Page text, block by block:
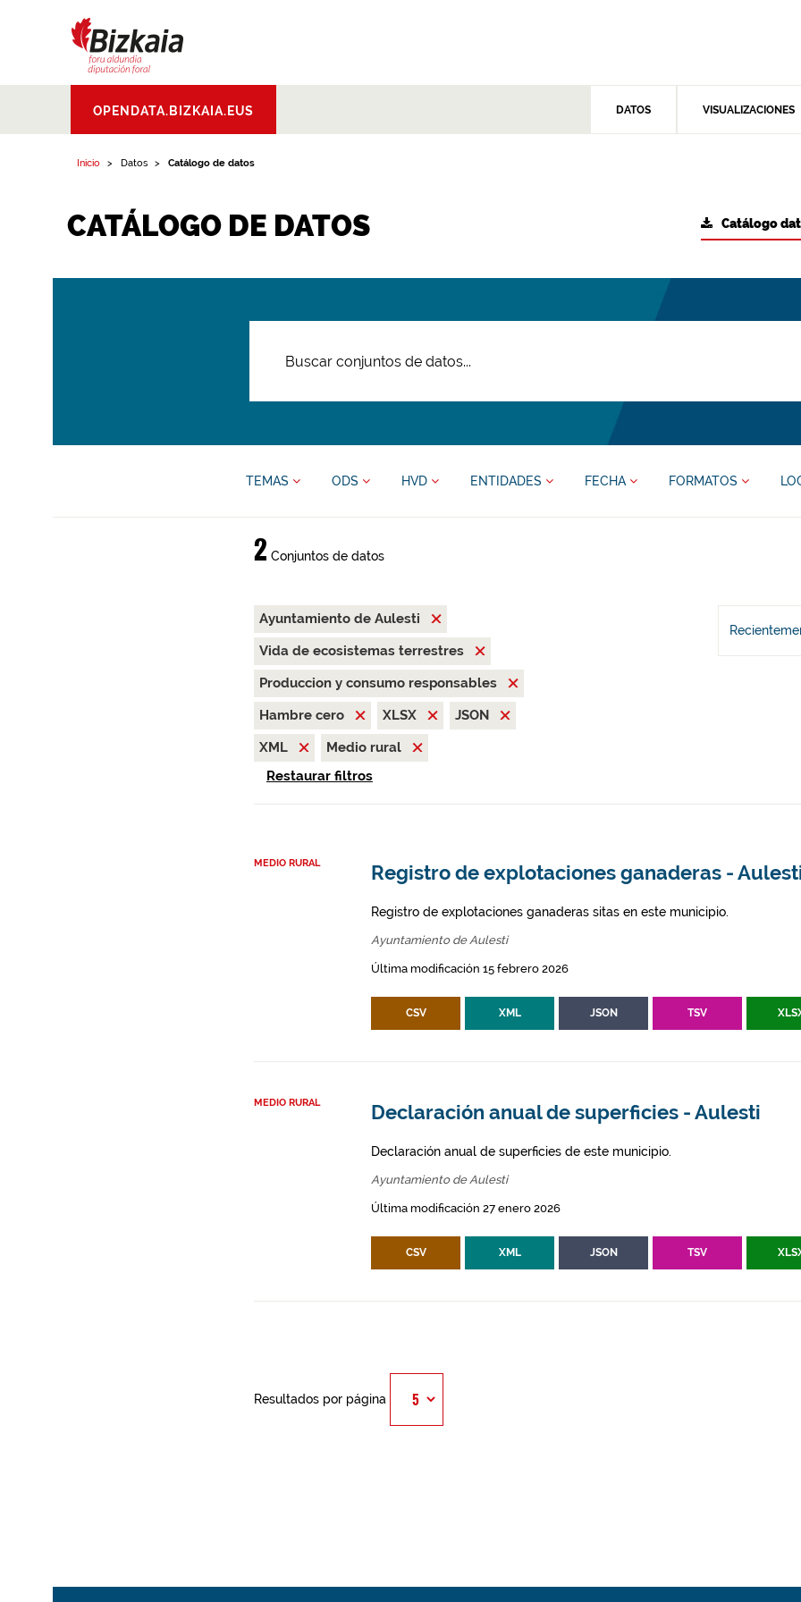
Aldundia.Diputacion
Foral de Bizkaia
OPENDATA.BIZKAIA.EUS DATOS VISUALIZACIONES
Inicio Datos Catálogo de datos
CATÁLOGO DE DATOS Catálogo
TEMAS ODS HVD ENTIDADES FECHA FORMATOS
2 Conjuntos de datos
Ayuntamiento de Aulesti
Vida de ecosistemas terrestres
Produccion y consumo responsables
Hambre cero
XLSX
JSON
XML
Medio rural
Restaurar filtros
MEDIO RURAL Registro de explotaciones ganaderas -
Registro de explotaciones ganaderas sitas en este municipio.
Ayuntamiento de Aulesti
Última modificación 15 febrero 2026
CSV XML JSON TSV
MEDIO RURAL Declaración anual de superficies - Aulesti
Declaración anual de superficies de este municipio.
Ayuntamiento de Aulesti
Última modificación 27 enero 2026
CSV XML JSON TSV
Resultados por página